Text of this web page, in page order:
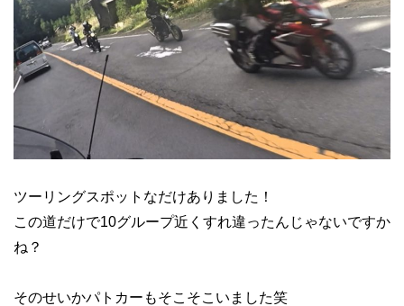
ツーリングスポットなだけありました！
この道だけで10グループ近くすれ違ったんじゃないですか
ね？
そのせいかパトカーもそこそこいました笑